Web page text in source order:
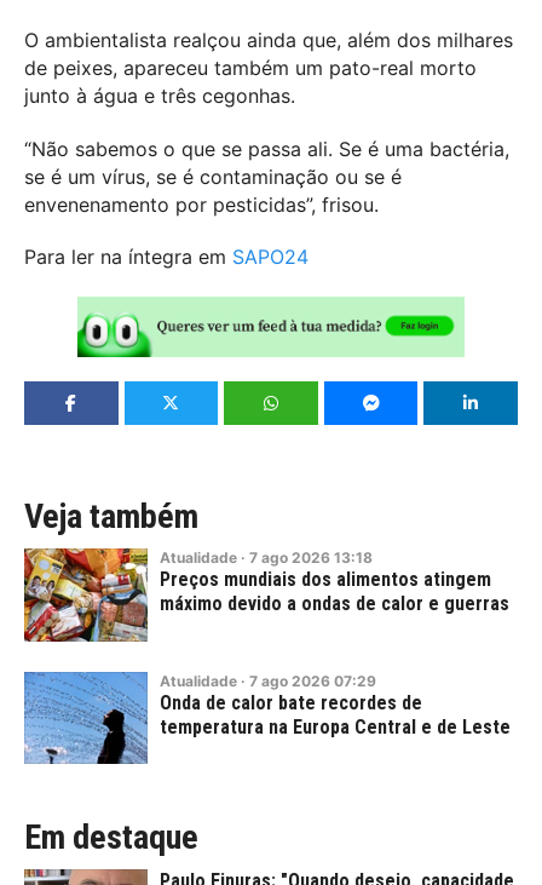
O ambientalista realçou ainda que, além dos milhares
de peixes, apareceu também um pato-real morto
junto à água e três cegonhas.
“Não sabemos o que se passa ali. Se é uma bactéria,
se é um vírus, se é contaminação ou se é
envenenamento por pesticidas”, frisou.
Para ler na íntegra em SAPO24
Veja também
Atualidade · 7 ago 2026 13:18
Preços mundiais dos alimentos atingem
máximo devido a ondas de calor e guerras
Atualidade · 7 ago 2026 07:29
Onda de calor bate recordes de
temperatura na Europa Central e de Leste
Em destaque